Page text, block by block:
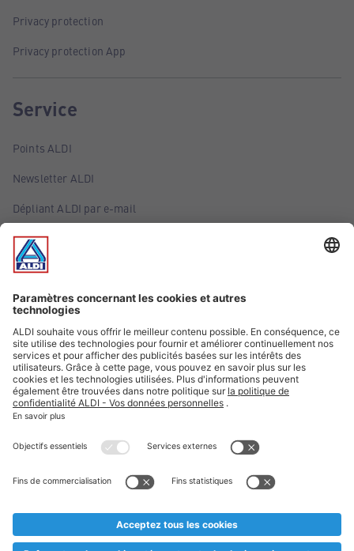
Privacy protection
Privacy protection App
Service
Points ALDI
Newsletter ALDI
Dépliant ALDI par e-mail
Offres
Infos essentielles
Suivez ALDI Belgique
Textes marqués d'un astérisque et mentions légales
* Nous vendons ces articles temporairement et jusqu'à
au cas où, malgré le planning bien étudié, nous serions
prématurément en rupture de stock. Prix Recupel et TVA incl.
** Sur ce site, l’utilisation de la forme masculine a été adoptée